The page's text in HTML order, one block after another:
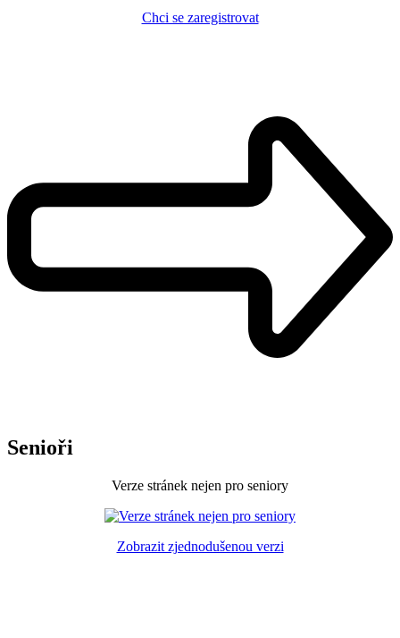
Chci se zaregistrovat
Senioři
Verze stránek nejen pro seniory
Zobrazit zjednodušenou verzi